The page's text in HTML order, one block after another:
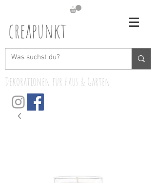
creapunkt
Dekorationen für Haus & Garten